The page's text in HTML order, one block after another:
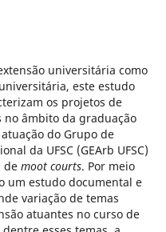
universitária como
este estudo
os projetos de
âmbito da graduação
do Grupo de
da UFSC (GEArb UFSC)
de moot courts. Por meio
um estudo documental e
variação de temas
atuantes no curso de